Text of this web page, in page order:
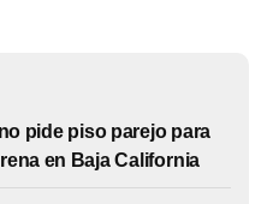
pide piso parejo para
en Baja California